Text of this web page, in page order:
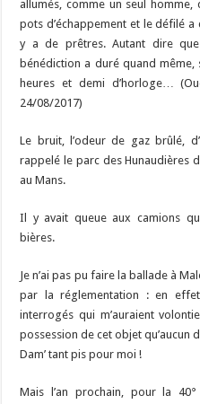
allumés, comme un seul
pots d’échappement et le défilé a
y a de prêtres. Autant dire
bénédiction a duré quand même,
heures et demi d’horloge…
24/08/2017)
Le bruit, l’odeur de gaz brûlé,
rappelé le parc des Hunaudières
au Mans.
Il y avait queue aux camions
bières.
Je n’ai pas pu faire la ballade à
par la réglementation : en
interrogés qui m’auraient
possession de cet objet qu’aucun
Dam’ tant pis pour moi !
Mais l’an prochain, pour la